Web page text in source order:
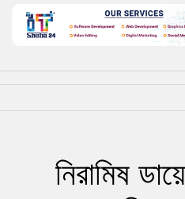
মানসিক হাসপাতাল শুধু নামে
নিরামিষ